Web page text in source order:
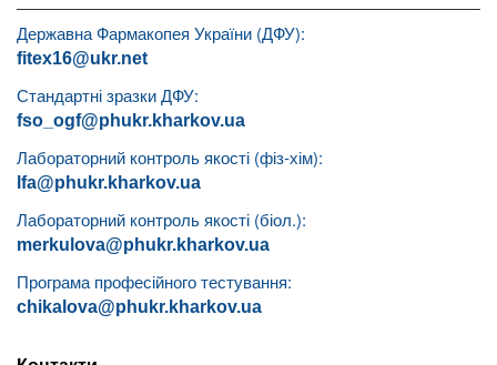
Державна Фармакопея України (ДФУ):
fitex16@ukr.net
Стандартні зразки ДФУ:
fso_ogf@phukr.kharkov.ua
Лабораторний контроль якості (фіз-хім):
lfa@phukr.kharkov.ua
Лабораторний контроль якості (біол.):
merkulova@phukr.kharkov.ua
Програма професійного тестування:
chikalova@phukr.kharkov.ua